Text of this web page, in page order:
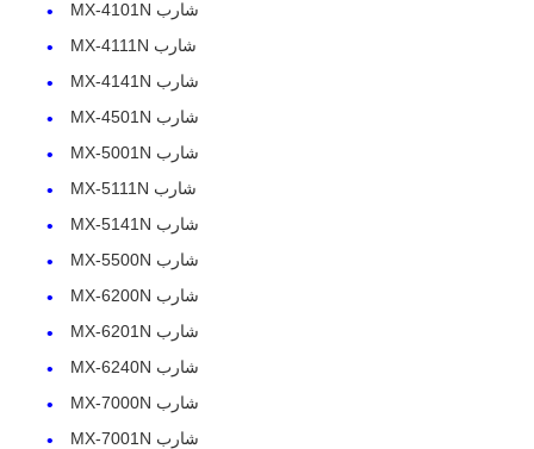
شارب MX-4101N
شارب MX-4111N
شارب MX-4141N
شارب MX-4501N
شارب MX-5001N
شارب MX-5111N
شارب MX-5141N
شارب MX-5500N
شارب MX-6200N
شارب MX-6201N
شارب MX-6240N
شارب MX-7000N
شارب MX-7001N